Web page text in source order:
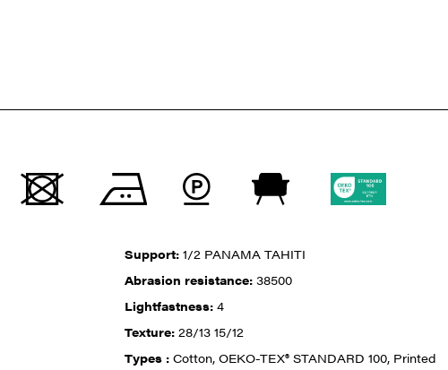
Support:1/2 PANAMA TAHITI
Abrasion resistance:38500
Lightfastness:4
Texture:28/13 15/12
Types :Cotton, OEKO-TEX® STANDARD 100, Printed